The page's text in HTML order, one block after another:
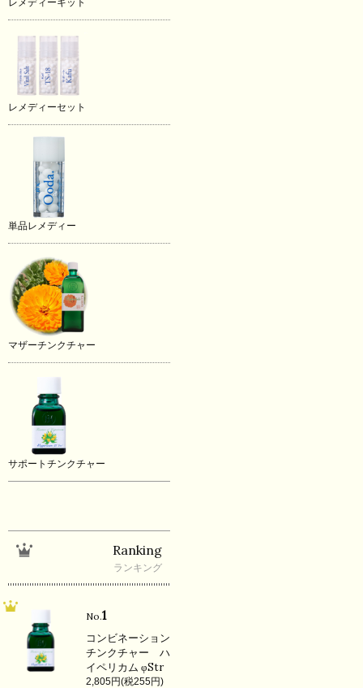
レメディーセット
単品レメディー
マザーチンクチャー
サポートチンクチャー
Ranking
ランキング
No.1
コンビネーション
チンクチャー ハ
イペリカム φStr
2,805円(税255円)